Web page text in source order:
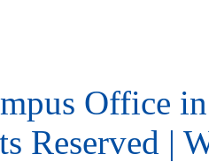
Office
Reserved |